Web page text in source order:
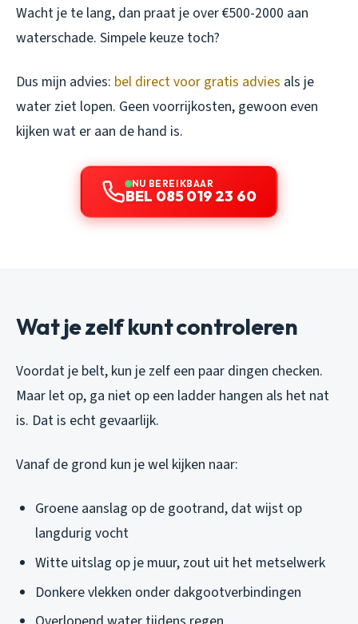
Wacht je te lang, dan praat je over €500-2000 aan
waterschade. Simpele keuze toch?
Dus mijn advies: bel direct voor gratis advies als je
water ziet lopen. Geen voorrijkosten, gewoon even
kijken wat er aan de hand is.
NU BEREIKBAAR
BEL 085 019 23 60
Wat je zelf kunt controleren
Voordat je belt, kun je zelf een paar dingen checken.
Maar let op, ga niet op een ladder hangen als het nat
is. Dat is echt gevaarlijk.
Vanaf de grond kun je wel kijken naar:
Groene aanslag op de gootrand, dat wijst op
langdurig vocht
Witte uitslag op je muur, zout uit het metselwerk
Donkere vlekken onder dakgootverbindingen